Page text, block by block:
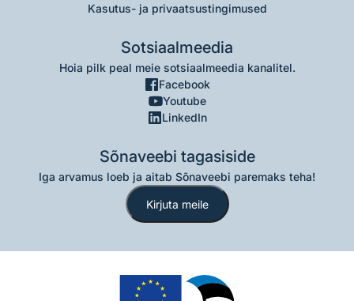
Kasutus- ja privaatsustingimused
Sotsiaalmeedia
Hoia pilk peal meie sotsiaalmeedia kanalitel.
Facebook
Youtube
LinkedIn
Sõnaveebi tagasiside
Iga arvamus loeb ja aitab Sõnaveebi paremaks teha!
Kirjuta meile